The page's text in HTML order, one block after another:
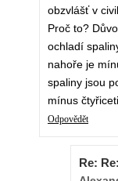
obzvlášť v
Proč to?
ochladí
nahoře je
spaliny jsou
mínus
Odpovědět
Re: